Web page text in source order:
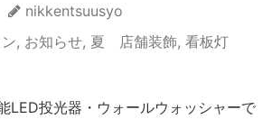
nikkentsuusyo
, お知らせ, 夏 店舗装飾, 看板灯
LED投光器・ウォールウォッシャーで